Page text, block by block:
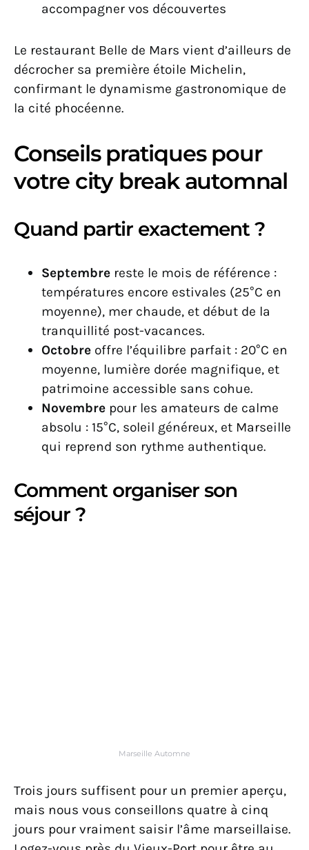
accompagner vos découvertes
Le restaurant Belle de Mars vient d’ailleurs de
décrocher sa première étoile Michelin,
confirmant le dynamisme gastronomique de
la cité phocéenne.
Conseils pratiques pour
votre city break automnal
Quand partir exactement ?
Septembre reste le mois de référence :
températures encore estivales (25°C en
moyenne), mer chaude, et début de la
tranquillité post-vacances.
Octobre offre l’équilibre parfait : 20°C en
moyenne, lumière dorée magnifique, et
patrimoine accessible sans cohue.
Novembre pour les amateurs de calme
absolu : 15°C, soleil généreux, et Marseille
qui reprend son rythme authentique.
Comment organiser son
séjour ?
Marseille Automne
Trois jours suffisent pour un premier aperçu,
mais nous vous conseillons quatre à cinq
jours pour vraiment saisir l’âme marseillaise.